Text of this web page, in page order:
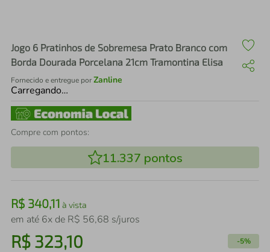
Jogo 6 Pratinhos de Sobremesa Prato Branco com
Borda Dourada Porcelana 21cm Tramontina Elisa
Fornecido e entregue porZanline
Carregando…
Compre com pontos:
11.337 pontos
R$ 340,11 à vista
em até 6x de R$ 56,68 s/juros
R$ 323,10 -5%